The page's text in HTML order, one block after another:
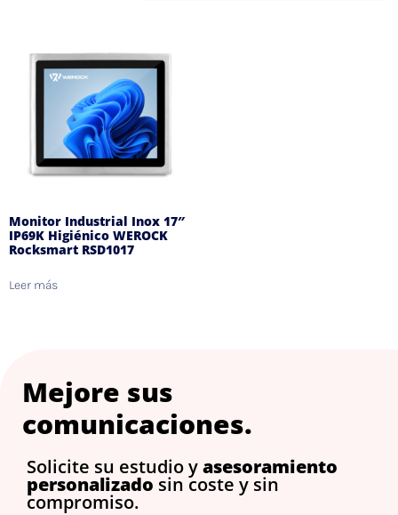
Monitor Industrial Inox 17″
IP69K Higiénico WEROCK
Rocksmart RSD1017
Leer más
Mejore sus
comunicaciones.
Solicite su estudio yasesoramiento
personalizado sin coste y sin
compromiso.